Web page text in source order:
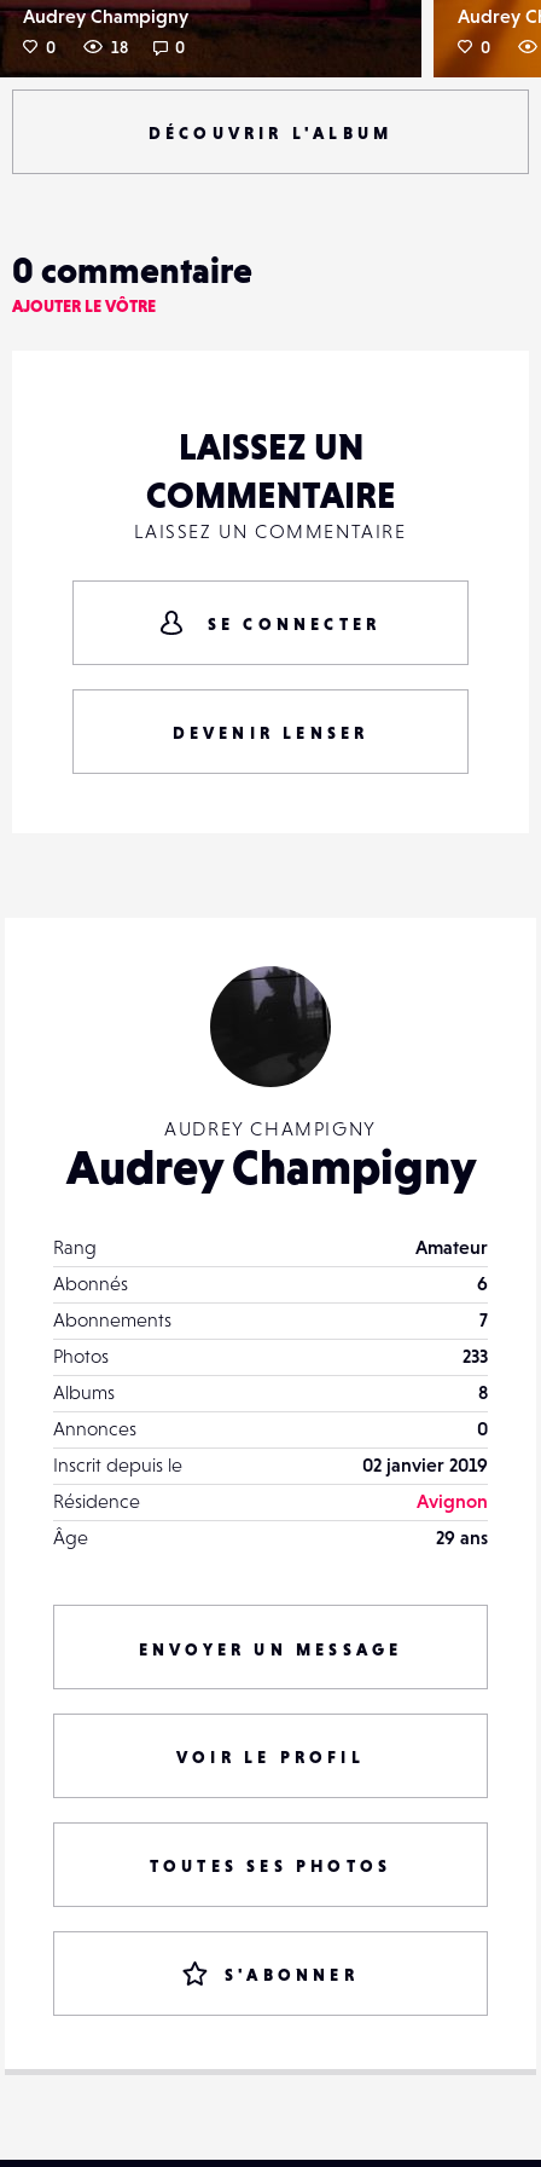
Audrey Champigny
0 18 0
Audrey
0
DÉCOUVRIR L'ALBUM
AUDREY CHAMPIGNY
Audrey Champigny
Rang
Amateur
Abonnés
6
Abonnements
7
Photos
233
Albums
8
Annonces
0
Inscrit depuis le
02 janvier 2019
Résidence
Avignon
Âge
29 ans
ENVOYER UN MESSAGE
VOIR LE PROFIL
TOUTES SES PHOTOS
S'ABONNER
0 commentaire
AJOUTER LE VÔTRE
LAISSEZ UN
COMMENTAIRE
LAISSEZ UN COMMENTAIRE
SE CONNECTER
DEVENIR LENSER